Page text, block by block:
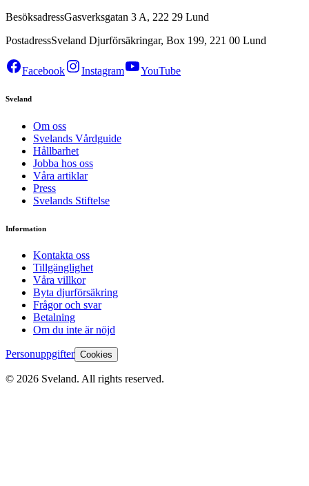
BesöksadressGasverksgatan 3 A, 222 29 Lund
PostadressSveland Djurförsäkringar, Box 199, 221 00 Lund
Facebook Instagram YouTube
Sveland
Om oss
Svelands Vårdguide
Hållbarhet
Jobba hos oss
Våra artiklar
Press
Svelands Stiftelse
Information
Kontakta oss
Tillgänglighet
Våra villkor
Byta djurförsäkring
Frågor och svar
Betalning
Om du inte är nöjd
Personuppgifter Cookies
© 2026 Sveland. All rights reserved.